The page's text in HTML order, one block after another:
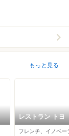
もっと見る
レストラン トヨ
キョー